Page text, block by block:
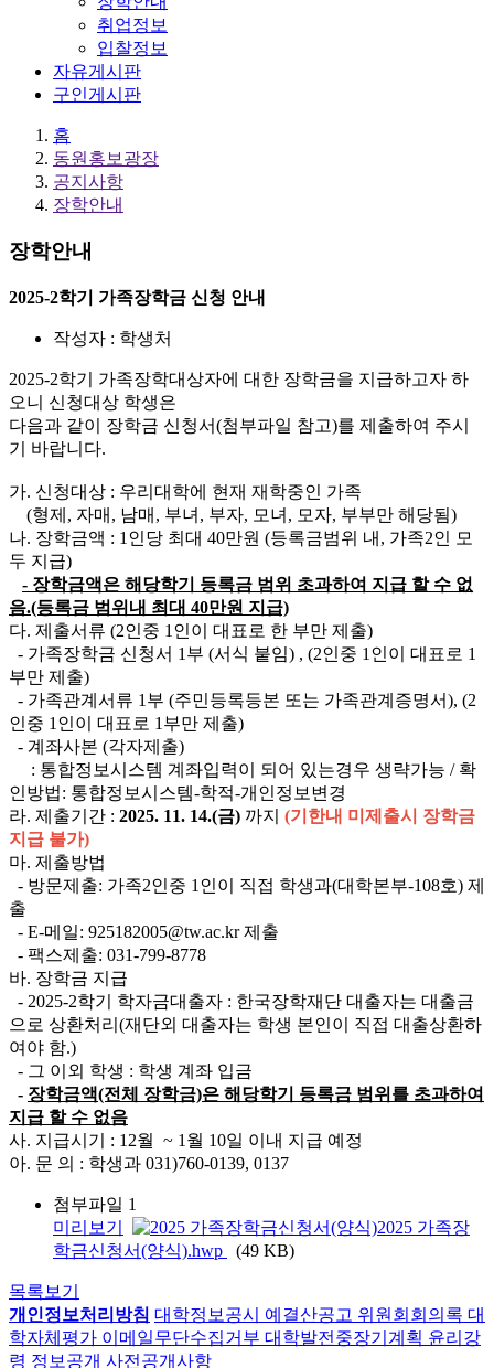
취업정보
입찰정보
자유게시판
구인게시판
홈
동원홍보광장
공지사항
장학안내
장학안내
2025-2학기 가족장학금 신청 안내
작성자 : 학생처
2025-2학기 가족장학대상자에 대한 장학금을 지급하고자 하
오니 신청대상 학생은
다음과 같이 장학금 신청서(첨부파일 참고)를 제출하여 주시
기 바랍니다.
가. 신청대상 : 우리대학에 현재 재학중인 가족
(형제, 자매, 남매, 부녀, 부자, 모녀, 모자, 부부만 해당됨)
나. 장학금액 : 1인당 최대 40만원 (등록금범위 내, 가족2인 모
두 지급)
- 장학금액은 해당학기 등록금 범위 초과하여 지급 할 수 없
음.(등록금 범위내 최대 40만원 지급)
다. 제출서류 (2인중 1인이 대표로 한 부만 제출)
- 가족장학금 신청서 1부 (서식 붙임) , (2인중 1인이 대표로 1
부만 제출)
- 가족관계서류 1부 (주민등록등본 또는 가족관계증명서), (2
인중 1인이 대표로 1부만 제출)
- 계좌사본 (각자제출)
: 통합정보시스템 계좌입력이 되어 있는경우 생략가능 / 확
인방법: 통합정보시스템-학적-개인정보변경
라. 제출기간 : 2025. 11. 14.(금) 까지 (기한내 미제출시 장학금
지급 불가)
마. 제출방법
- 방문제출: 가족2인중 1인이 직접 학생과(대학본부-108호) 제
출
- E-메일: 925182005@tw.ac.kr 제출
- 팩스제출: 031-799-8778
바. 장학금 지급
- 2025-2학기 학자금대출자 : 한국장학재단 대출자는 대출금
으로 상환처리(재단외 대출자는 학생 본인이 직접 대출상환하
여야 함.)
- 그 이외 학생 : 학생 계좌 입금
- 장학금액(전체 장학금)은 해당학기 등록금 범위를 초과하여
지급 할 수 없음
사. 지급시기 : 12월 ~ 1월 10일 이내 지급 예정
아. 문 의 : 학생과 031)760-0139, 0137
첨부파일 1
미리보기
2025 가족장
학금신청서(양식).hwp
(49 KB)
목록보기
개인정보처리방침 대학정보공시 예결산공고 위원회회의록 대
학자체평가 이메일무단수집거부 대학발전중장기계획 윤리강
령 정보공개 사전공개사항